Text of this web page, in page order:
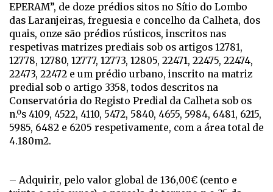
EPERAM”, de doze prédios sitos no Sítio do Lombo
das Laranjeiras, freguesia e concelho da Calheta, dos
quais, onze são prédios rústicos, inscritos nas
respetivas matrizes prediais sob os artigos 12781,
12778, 12780, 12777, 12773, 12805, 22471, 22475, 22474,
22473, 22472 e um prédio urbano, inscrito na matriz
predial sob o artigo 3358, todos descritos na
Conservatória do Registo Predial da Calheta sob os
n.ºs 4109, 4522, 4110, 5472, 5840, 4655, 5984, 6481, 6215,
5985, 6482 e 6205 respetivamente, com a área total de
4.180m2.
– Adquirir, pelo valor global de 136,00€ (cento e